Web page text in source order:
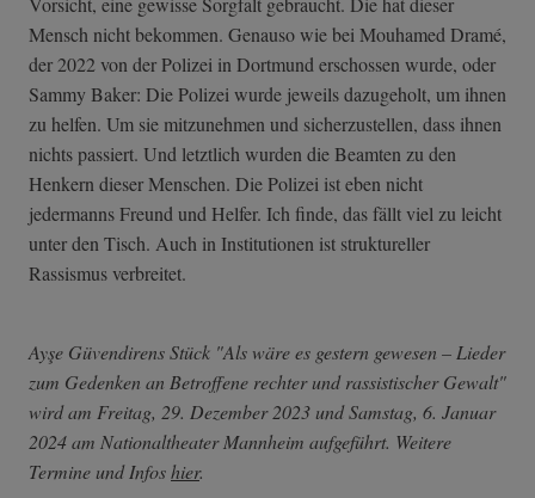
Mensch nicht bekommen. Genauso wie bei Mouhamed Dramé,
der 2022 von der Polizei in Dortmund erschossen wurde, oder
Sammy Baker: Die Polizei wurde jeweils dazugeholt, um ihnen
zu helfen. Um sie mitzunehmen und sicherzustellen, dass ihnen
nichts passiert. Und letztlich wurden die Beamten zu den
Henkern dieser Menschen. Die Polizei ist eben nicht
jedermanns Freund und Helfer. Ich finde, das fällt viel zu leicht
unter den Tisch. Auch in Institutionen ist struktureller
Rassismus verbreitet.
Ayşe Güvendirens Stück "Als wäre es gestern gewesen – Lieder
zum Gedenken an Betroffene rechter und rassistischer Gewalt"
wird am Freitag, 29. Dezember 2023 und Samstag, 6. Januar
2024 am Nationaltheater Mannheim aufgeführt. Weitere
Termine und Infoshier.